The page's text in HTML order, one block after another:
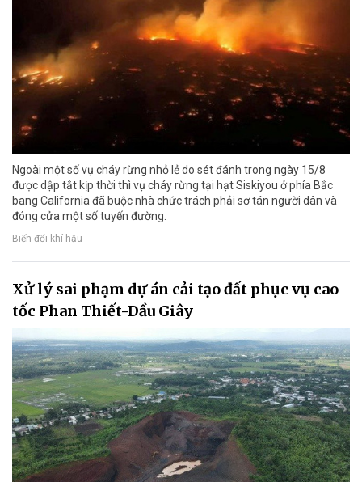
Ngoài một số vụ cháy rừng nhỏ lẻ do sét đánh trong ngày 15/8
được dập tắt kịp thời thì vụ cháy rừng tại hạt Siskiyou ở phía Bắc
bang California đã buộc nhà chức trách phải sơ tán người dân và
đóng cửa một số tuyến đường.
Biến đổi khí hậu
Xử lý sai phạm dự án cải tạo đất phục vụ cao
tốc Phan Thiết-Dầu Giây